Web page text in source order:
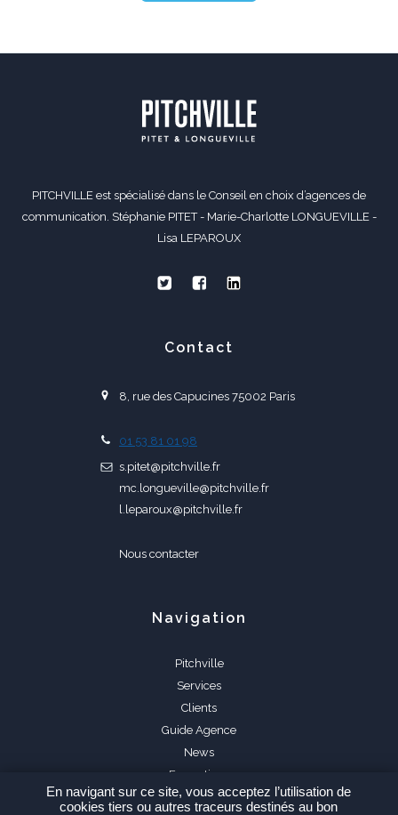
PITCHVILLE est spécialisé dans le Conseil en choix d’agences de
communication. Stéphanie PITET - Marie-Charlotte LONGUEVILLE -
Lisa LEPAROUX
Contact
8, rue des Capucines 75002 Paris
01 53 81 01 98
s.pitet@pitchville.fr
mc.longueville@pitchville.fr
l.leparoux@pitchville.fr
Nous contacter
Navigation
Pitchville
Services
Clients
Guide Agence
News
Formations
FAQ
En navigant sur ce site, vous acceptez l’utilisation de
cookies tiers ou autres traceurs destinés au bon